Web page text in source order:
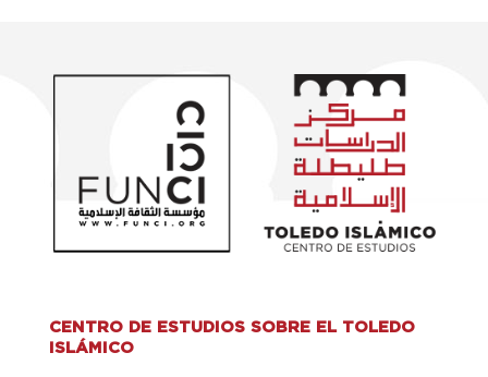
CENTRO DE ESTUDIOS SOBRE EL TOLEDO
ISLÁMICO